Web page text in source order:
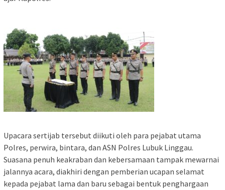
Upacara sertijab tersebut diikuti oleh para pejabat utama
Polres, perwira, bintara, dan ASN Polres Lubuk Linggau.
Suasana penuh keakraban dan kebersamaan tampak mewarnai
jalannya acara, diakhiri dengan pemberian ucapan selamat
kepada pejabat lama dan baru sebagai bentuk penghargaan